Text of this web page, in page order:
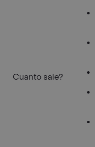
Cuanto sale?